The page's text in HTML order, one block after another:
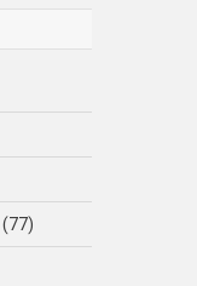
(77)